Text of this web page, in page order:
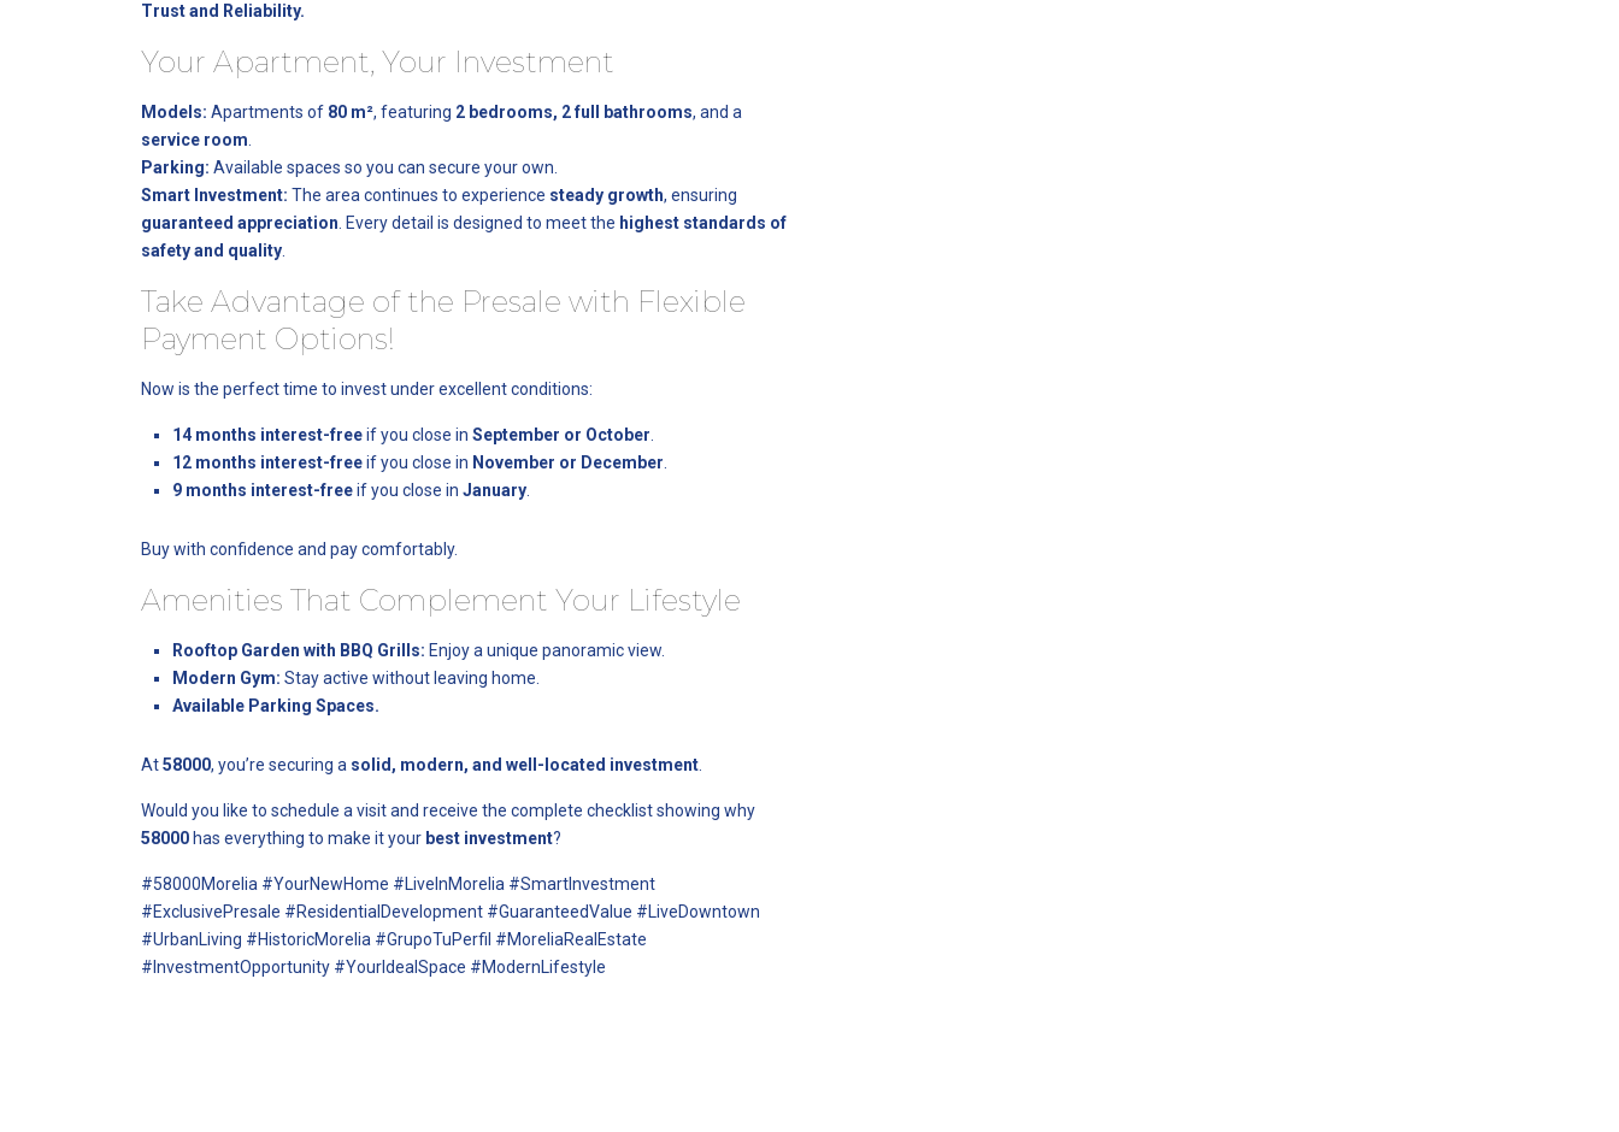
Trust and Reliability.
Your Apartment, Your Investment
Models: Apartments of 80 m², featuring 2 bedrooms, 2 full bathrooms, and a
service room
Parking: Available spaces so you can secure your own.
Smart Investment: The area continues to experience steady growth, ensuring
guaranteed appreciation . Every detail is designed to meet the highest standards of
safety and quality
Take Advantage of the Presale with Flexible
Payment Options!
Now is the perfect time to invest under excellent conditions:
14 months interest-freeif you close in September or October
12 months interest-freeif you close in November or December
9 months interest-freeif you close in January
Buy with confidence and pay comfortably.
Amenities That Complement Your Lifestyle
Rooftop Garden with BBQ Grills: Enjoy a unique panoramic view.
Modern Gym: Stay active without leaving home.
Available Parking Spaces.
At58000, you’re securing a solid, modern, and well-located investment
Would you like to schedule a visit and receive the complete checklist showing why
58000 has everything to make it your best investment?
#58000Morelia #YourNewHome #LiveInMorelia #SmartInvestment
#ExclusivePresale #ResidentialDevelopment #GuaranteedValue #LiveDowntown
#UrbanLiving #HistoricMorelia #GrupoTuPerfil #MoreliaRealEstate
#InvestmentOpportunity #YourIdealSpace #ModernLifestyle